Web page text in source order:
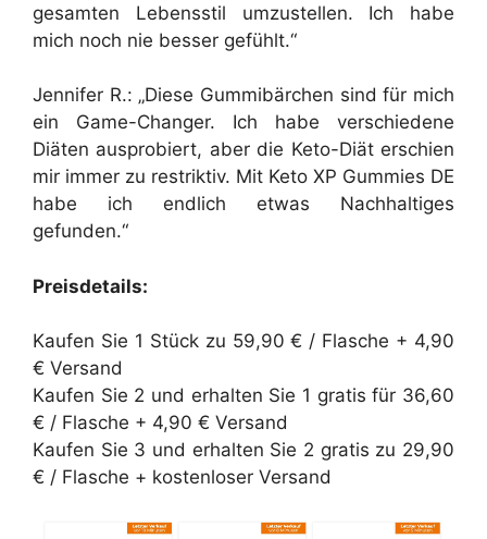
gesamten Lebensstil umzustellen. Ich habe
mich noch nie besser gefühlt.“
Jennifer R.: „Diese Gummibärchen sind für mich
ein Game-Changer. Ich habe verschiedene
Diäten ausprobiert, aber die Keto-Diät erschien
mir immer zu restriktiv. Mit Keto XP Gummies DE
habe ich endlich etwas Nachhaltiges
gefunden.“
Preisdetails:
Kaufen Sie 1 Stück zu 59,90 € / Flasche + 4,90
€ Versand
Kaufen Sie 2 und erhalten Sie 1 gratis für 36,60
€ / Flasche + 4,90 € Versand
Kaufen Sie 3 und erhalten Sie 2 gratis zu 29,90
€ / Flasche + kostenloser Versand